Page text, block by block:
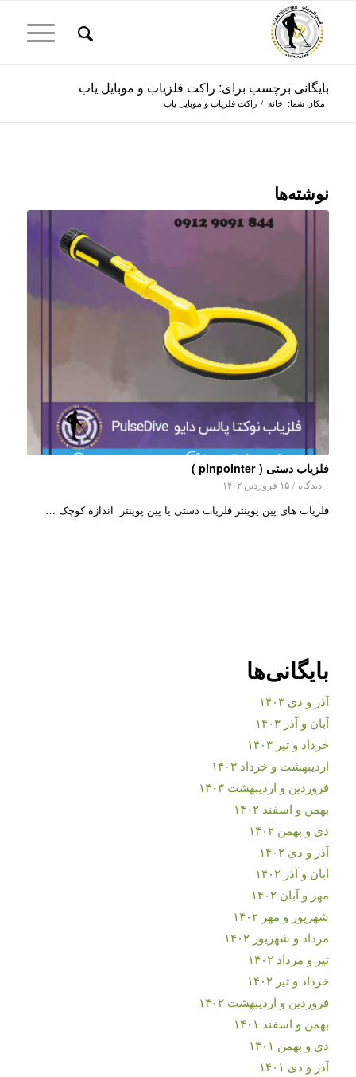
بایگانی برچسب برای: راکت فلزیاب و موبایل یاب
مکان شما: خانه / راکت فلزیاب و موبایل یاب
نوشته‌ها
فلزیاب دستی ( pinpointer )
۰ دیدگاه / ۱۵ فروردین ۱۴۰۲
فلزیاب های پین پوینتر فلزیاب دستی یا پین پوینتر اندازه کوچک …
بایگانی‌ها
آذر و دی ۱۴۰۳
آبان و آذر ۱۴۰۳
خرداد و تیر ۱۴۰۳
اردیبهشت و خرداد ۱۴۰۳
فروردین و اردیبهشت ۱۴۰۳
بهمن و اسفند ۱۴۰۲
دی و بهمن ۱۴۰۲
آذر و دی ۱۴۰۲
آبان و آذر ۱۴۰۲
مهر و آبان ۱۴۰۲
شهریور و مهر ۱۴۰۲
مرداد و شهریور ۱۴۰۲
تیر و مرداد ۱۴۰۲
خرداد و تیر ۱۴۰۲
فروردین و اردیبهشت ۱۴۰۲
بهمن و اسفند ۱۴۰۱
دی و بهمن ۱۴۰۱
آذر و دی ۱۴۰۱